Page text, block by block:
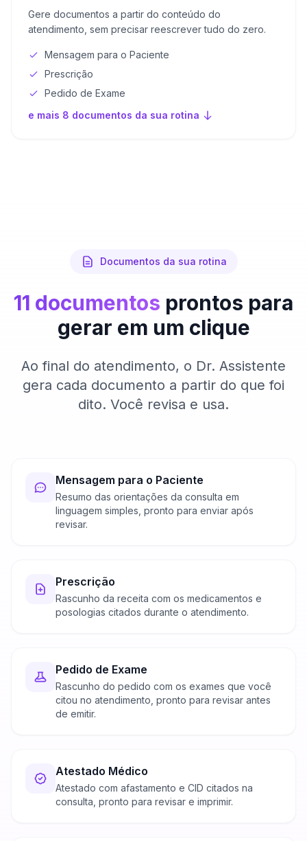
Gere documentos a partir do conteúdo do
atendimento, sem precisar reescrever tudo do zero.
Mensagem para o Paciente
Prescrição
Pedido de Exame
e mais 8 documentos da sua rotina
Documentos da sua rotina
11 documentos prontos para
gerar em um clique
Ao final do atendimento, o Dr. Assistente
gera cada documento a partir do que foi
dito. Você revisa e usa.
Mensagem para o Paciente
Resumo das orientações da consulta em
linguagem simples, pronto para enviar após
revisar.
Prescrição
Rascunho da receita com os medicamentos e
posologias citados durante o atendimento.
Pedido de Exame
Rascunho do pedido com os exames que você
citou no atendimento, pronto para revisar antes
de emitir.
Atestado Médico
Atestado com afastamento e CID citados na
consulta, pronto para revisar e imprimir.